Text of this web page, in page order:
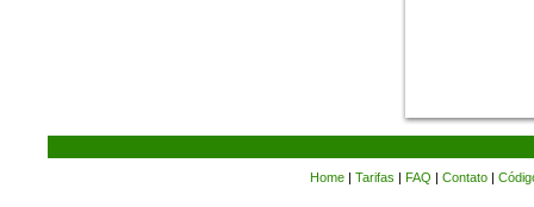
Home | Tarifas | FAQ | Contato |